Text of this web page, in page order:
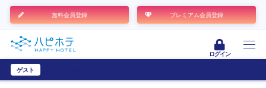
無料会員登録 プレミアム会員登録
ログイン
ゲスト